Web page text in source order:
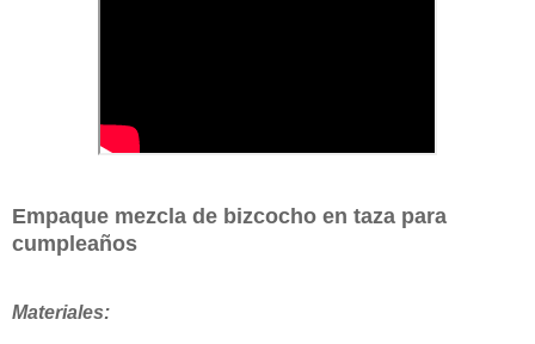
Empaque mezcla de bizcocho en taza para
cumpleaños
Materiales: